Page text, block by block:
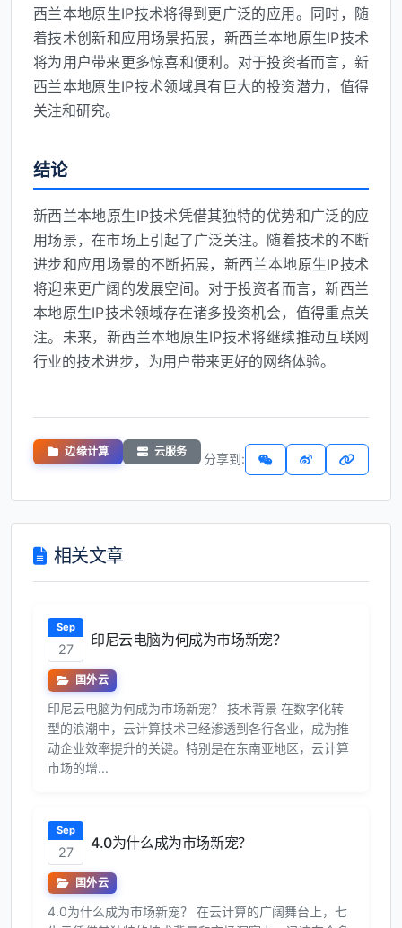
西兰本地原生IP技术将得到更广泛的应用。同时，随
着技术创新和应用场景拓展，新西兰本地原生IP技术
将为用户带来更多惊喜和便利。对于投资者而言，新
西兰本地原生IP技术领域具有巨大的投资潜力，值得
关注和研究。
结论
新西兰本地原生IP技术凭借其独特的优势和广泛的应
用场景，在市场上引起了广泛关注。随着技术的不断
进步和应用场景的不断拓展，新西兰本地原生IP技术
将迎来更广阔的发展空间。对于投资者而言，新西兰
本地原生IP技术领域存在诸多投资机会，值得重点关
注。未来，新西兰本地原生IP技术将继续推动互联网
行业的技术进步，为用户带来更好的网络体验。
边缘计算 云服务 分享到:
相关文章
Sep
27
印尼云电脑为何成为市场新宠？
国外云
印尼云电脑为何成为市场新宠？ 技术背景 在数字化转
型的浪潮中，云计算技术已经渗透到各行各业，成为推
动企业效率提升的关键。特别是在东南亚地区，云计算
市场的增...
Sep
27
4.0为什么成为市场新宠？
国外云
4.0为什么成为市场新宠？ 在云计算的广阔舞台上，七